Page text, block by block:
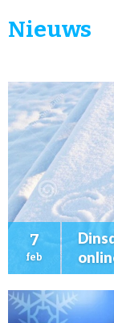
Nieuws
7
feb